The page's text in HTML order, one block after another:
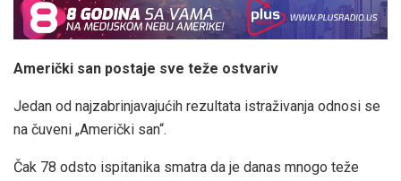
Američki san postaje sve teže ostvariv
Jedan od najzabrinjavajućih rezultata istraživanja odnosi se
na čuveni „Američki san“.
Čak 78 odsto ispitanika smatra da je danas mnogo teže